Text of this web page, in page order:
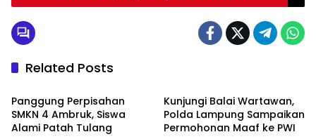
Related Posts
Berita
Panggung Perpisahan
SMKN 4 Ambruk, Siswa
Alami Patah Tulang
Kunjungi Balai Wartawan,
Polda Lampung Sampaikan
Permohonan Maaf ke PWI
Berita Berita